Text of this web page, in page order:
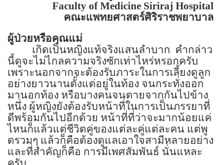
Faculty ofMedicine Siriraj Hospital
คณะแพทยศาสตร์ศิริราชพยาบาล
ผู้ป่วยหรือคุณแม่
เกิดเป็นหญิงแท้จริงแสนลำบาก คำกล่าว
นี้ดูจะไม่ไกลความจริงซักเท่าไหร่หรอกครับ
เพราะนอกจากจะต้องรับภาระในการเลี้ยงดูลูก
อย่างยาวนานตั้งแต่อยู่ในท้อง จนกระทั่งออก
มานอกท้อง หรือบางคนจนตายจากกันไปข้าง
หนึ่ง ผู้หญิงยังต้องรับหน้าที่ในการเป็นภรรยาที่
ดีพร้อมกันไปอีกด้วย หน้าที่ที่ว่าจะมากน้อยแค่
ไหนก็แล้วแต่ชีวิตคู่ของแต่ละคู่แต่ละคน แต่พู
ดรวมๆ แล้วก็คือต้องดูแลเอาใจสามีหลายอย่าง
และที่สำคัญก็คือ การมีเพศสัมพันธ์ นั่นแหละ